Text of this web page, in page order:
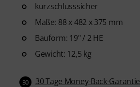
kurzschlusssicher
Maße: 88 x 482 x 375 mm
Bauform: 19" / 2 HE
Gewicht: 12,5 kg
30 30 Tage Money-Back-Garantie